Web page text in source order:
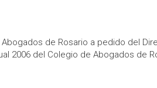
de Rosario a pedido del
2006 del Colegio de Abogados de